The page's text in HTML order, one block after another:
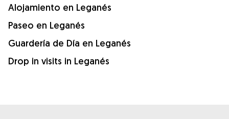
Alojamiento en Leganés
Paseo en Leganés
Guardería de Día en Leganés
Drop in visits in Leganés